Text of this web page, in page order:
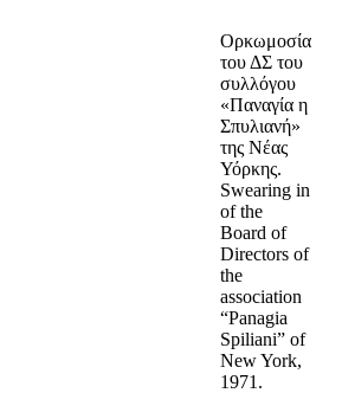
Ορκωμοσία
του ΔΣ του
συλλόγου
«Παναγία η
Σπυλιανή»
της Νέας
Υόρκης.
Swearing in
of the
Board of
Directors of
the
association
“Panagia
Spiliani” of
New York,
1971.